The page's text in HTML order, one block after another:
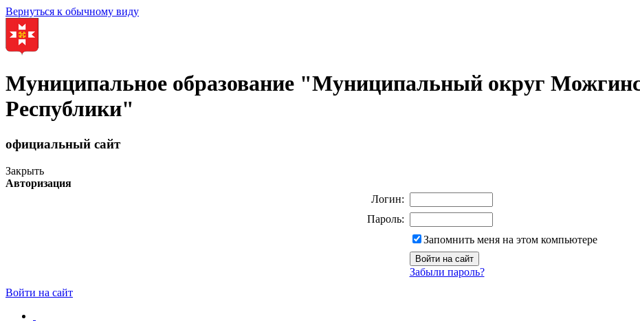
Вернуться к обычному виду
Муниципальное образование "Муниципальный округ
Республики"
официальный сайт
Закрыть
Авторизация
Логин:
Пароль:
Запомнить меня на этом компьютере
Забыли пароль?
Войти на сайт